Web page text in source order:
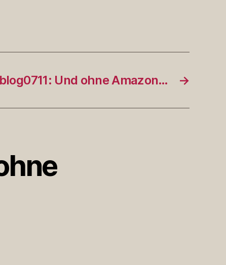
→
Und ohne Amazon…